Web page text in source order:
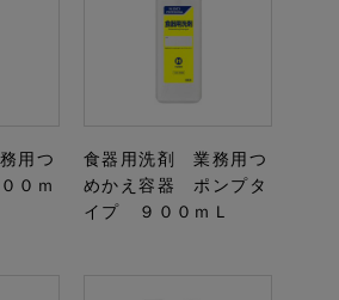
用つ
０ｍ
食器用洗剤 業務用つ
めかえ容器 ポンプタ
イプ ９００ｍＬ